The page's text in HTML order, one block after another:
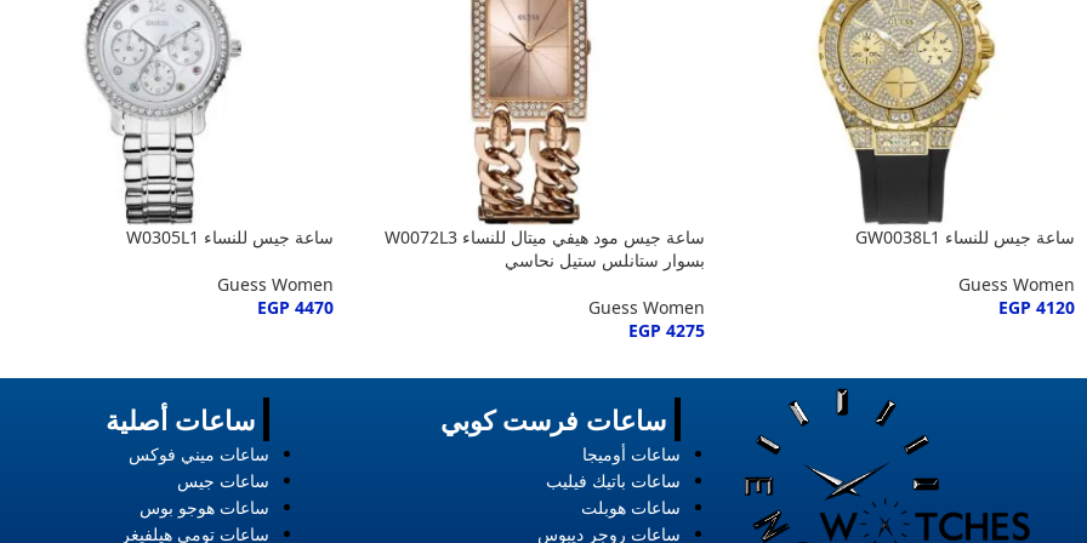
ساعة جيس للنساء GW0038L1
Guess Women
EGP 4120
ساعة جيس مود هيفي ميتال للنساء W0072L3
بسوار ستانلس ستيل نحاسي
Guess Women
EGP 4275
ساعة جيس للنساء W0305L1
Guess Women
EGP 4470
ساعات أصلية
ساعات ميني فوكس
ساعات جيس
ساعات هوجو بوس
ساعات تومي هيلفيغر
ساعات فرست كوبي
ساعات أوميجا
ساعات باتيك فيليب
ساعات هوبلت
ساعات روجر ديبوس